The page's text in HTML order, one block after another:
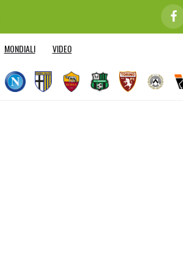
MONDIALI VIDEO